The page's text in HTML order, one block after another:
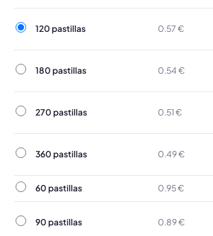
120 pastillas
120 pastillas 0.57 €
180 pastillas
180 pastillas 0.54 €
270 pastillas
270 pastillas 0.51 €
360 pastillas
360 pastillas 0.49 €
60 pastillas
60 pastillas 0.95 €
90 pastillas
90 pastillas 0.89 €